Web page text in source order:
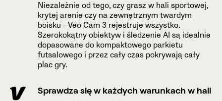
Niezależnie od tego, czy grasz w hali sportowej,
krytej arenie czy na zewnętrznym twardym
boisku - Veo Cam 3 rejestruje wszystko.
Szerokokątny obiektyw i śledzenie AI są idealnie
dopasowane do kompaktowego parkietu
futsalowego i przez cały czas pokrywają cały
plac gry.
Sprawdza się w każdych warunkach w hali